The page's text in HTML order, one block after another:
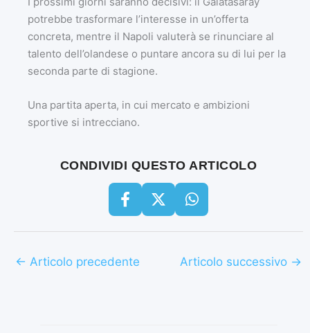
potrebbe trasformare l’interesse in un’offerta
concreta, mentre il Napoli valuterà se rinunciare al
talento dell’olandese o puntare ancora su di lui per la
seconda parte di stagione.
Una partita aperta, in cui mercato e ambizioni
sportive si intrecciano.
CONDIVIDI QUESTO ARTICOLO
← Articolo precedente Articolo successivo →